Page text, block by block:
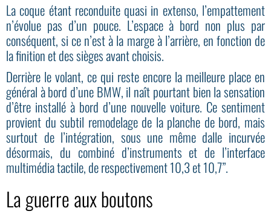
La coque étant reconduite quasi in extenso, l’empattement
n’évolue pas d’un pouce. L’espace à bord non plus par
conséquent, si ce n’est à la marge à l’arrière, en fonction de
la finition et des sièges avant choisis.
Derrière le volant, ce qui reste encore la meilleure place en
général à bord d’une BMW, il naît pourtant bien la sensation
d’être installé à bord d’une nouvelle voiture. Ce sentiment
provient du subtil remodelage de la planche de bord, mais
surtout de l’intégration, sous une même dalle incurvée
désormais, du combiné d’instruments et de l’interface
multimédia tactile, de respectivement 10,3 et 10,7”.
La guerre aux boutons